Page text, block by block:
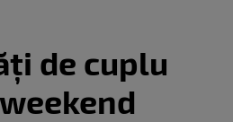
de cuplu